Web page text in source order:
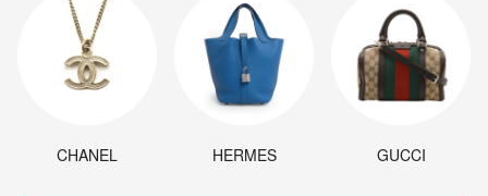
CHANEL HERMES GUCCI